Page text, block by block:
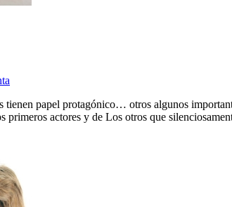
tienen papel protagónico… otros algunos
primeros actores y de Los otros que